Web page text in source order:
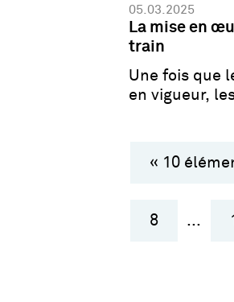
05.03.2025
La mise en
train
Une fois que
en vigueur,
« 10
8 ...